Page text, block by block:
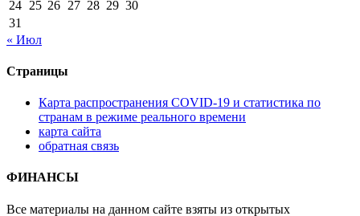
24 25 26 27 28 29 30
31
« Июл
Страницы
Карта распространения COVID-19 и статистика по
странам в режиме реального времени
карта сайта
обратная связь
ФИНАНСЫ
Все материалы на данном сайте взяты из открытых